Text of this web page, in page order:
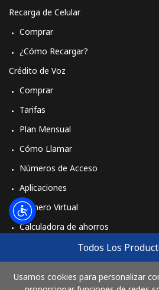
Todos Los
Usamos cookies para personalizar
Recarga de Celular
Comprar
¿Cómo Recargar?
Crédito de Voz
Comprar
Tarifas
Plan Mensual
Cómo Llamar
Números de Acceso
Aplicaciones
Número Virtual
Calculadora de ahorros
Cómo funciona